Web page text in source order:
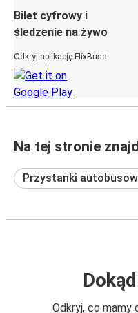
Bilet cyfrowy i
śledzenie na żywo
Odkryj aplikację FlixBusa
Na tej stronie
Przystanki
Odkryj, co mamy